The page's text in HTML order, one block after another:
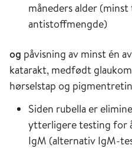
måneders alder
antistoffmengde)
og påvisning av minst én
katarakt, medfødt
hørselstap og
Siden rubella er
ytterligere testing for
IgM (alternativ IgM-